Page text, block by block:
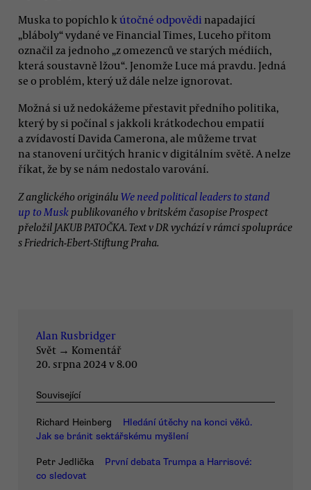
Muska to popíchlo k útočné odpovědi napadající
„bláboly“ vydané ve Financial Times, Luceho přitom
označil za jednoho „z omezenců ve starých médiích,
která soustavně lžou“. Jenomže Luce má pravdu. Jedná
se o problém, který už dále nelze ignorovat.
Možná si už nedokážeme přestavit předního politika,
který by si počínal s jakkoli krátkodechou empatií
a zvídavostí Davida Camerona, ale můžeme trvat
na stanovení určitých hranic v digitálním světě. A nelze
říkat, že by se nám nedostalo varování.
Z anglického originálu We need political leaders to stand
up to Musk publikovaného v britském časopise Prospect
přeložil JAKUB PATOČKA. Text v DR vychází v rámci spolupráce
s Friedrich-Ebert-Stiftung Praha.
Alan Rusbridger
Svět → Komentář
20. srpna 2024 v 8.00
Související
Richard Heinberg
Hledání útěchy na konci věků.
Jak se bránit sektářskému myšlení
Petr Jedlička
První debata Trumpa a Harrisové:
co sledovat